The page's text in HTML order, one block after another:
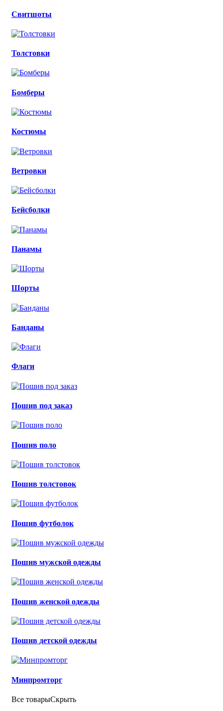
Свитшоты
Толстовки
Бомберы
Костюмы
Ветровки
Бейсболки
Панамы
Шорты
Банданы
Флаги
Пошив под заказ
Пошив поло
Пошив толстовок
Пошив футболок
Пошив мужской одежды
Пошив женской одежды
Пошив детской одежды
Минпромторг
Все товарыСкрыть